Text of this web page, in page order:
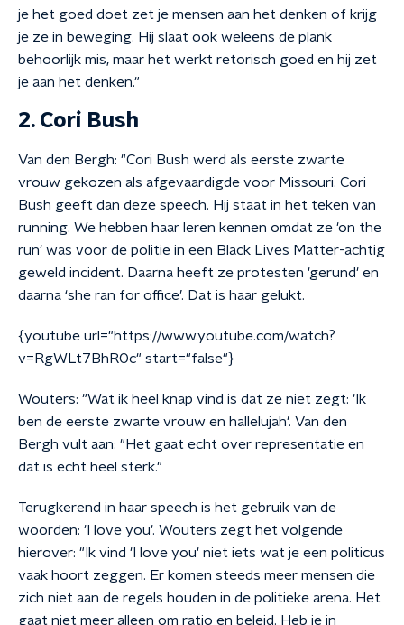
je het goed doet zet je mensen aan het denken of krijg
je ze in beweging. Hij slaat ook weleens de plank
behoorlijk mis, maar het werkt retorisch goed en hij zet
je aan het denken."
2. Cori Bush
Van den Bergh: "Cori Bush werd als eerste zwarte
vrouw gekozen als afgevaardigde voor Missouri. Cori
Bush geeft dan deze speech. Hij staat in het teken van
running. We hebben haar leren kennen omdat ze 'on the
run' was voor de politie in een Black Lives Matter-achtig
geweld incident. Daarna heeft ze protesten 'gerund' en
daarna ‘she ran for office’. Dat is haar gelukt.
{youtube url="https://www.youtube.com/watch?
v=RgWLt7BhR0c" start="false"}
Wouters: "Wat ik heel knap vind is dat ze niet zegt: 'Ik
ben de eerste zwarte vrouw en hallelujah'. Van den
Bergh vult aan: "Het gaat echt over representatie en
dat is echt heel sterk."
Terugkerend in haar speech is het gebruik van de
woorden: 'I love you'. Wouters zegt het volgende
hierover: "Ik vind 'I love you' niet iets wat je een politicus
vaak hoort zeggen. Er komen steeds meer mensen die
zich niet aan de regels houden in de politieke arena. Het
gaat niet meer alleen om ratio en beleid. Heb je in